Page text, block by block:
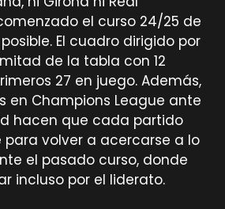
el curso 24/25 de
El cuadro dirigido por
de la tabla con 12
27 en juego. Además,
en Champions League ante
hacen que cada partido
volver a acercarse a lo
el pasado curso, donde
incluso por el liderato.